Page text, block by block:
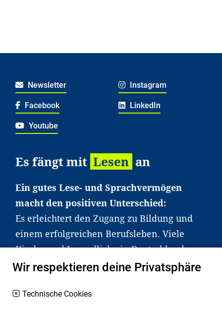
Newsletter Instagram
Facebook LinkedIn
Youtube
Es fängt mit Lesen an
Ein gutes Lese- und Sprachvermögen
macht den positiven Unterschied:
Es erleichtert den Zugang zu Bildung und
einem erfolgreichen Berufsleben. Viele
Kinder und Jugendliche in Deutschland
haben aber große Schwierigkeiten dabei.
an Familien sowie an Erzieher*innen,
Wir respektieren deine Privatsphäre
Technische Cookies